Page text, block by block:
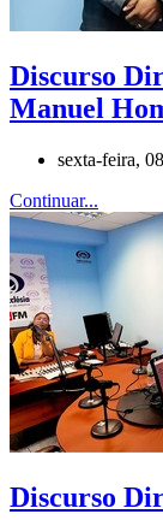
Discurso
Manuel
sexta-feira,
Continuar...
Discurso